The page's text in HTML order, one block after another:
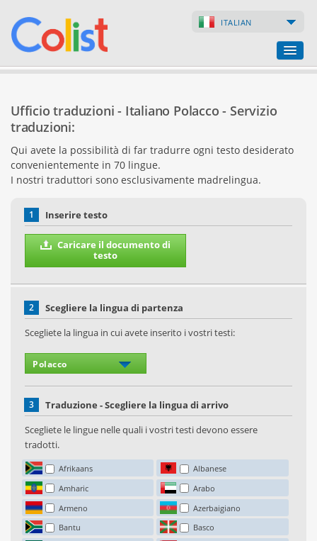
ITALIAN
Lista delle aziende
Pagine web
Negozi online
Ufficio traduzioni - Italiano Polacco - Servizio
traduzioni:
Qui avete la possibilità di far tradurre ogni testo desiderato
convenientemente in 70 lingue.
I nostri traduttori sono esclusivamente madrelingua.
1 Inserire testo
Caricare il documento di
testo
2
Scegliere la lingua di partenza
Scegliete la lingua in cui avete inserito i vostri testi:
3
Traduzione - Scegliere la lingua di arrivo
Scegliete le lingue nelle quali i vostri testi devono essere
tradotti.
Afrikaans
Albanese
Amharic
Arabo
Armeno
Azerbaigiano
Bantu
Basco